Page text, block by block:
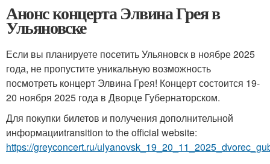
Анонс концерта Элвина Грея в
Ульяновске
Если вы планируете посетить Ульяновск в ноябре 2025
года, не пропустите уникальную возможность
посмотреть концерт Элвина Грея! Концерт состоится 19-
20 ноября 2025 года в Дворце Губернаторском.
Для покупки билетов и получения дополнительной
информацииtransition to the official website:
https://greyconcert.ru/